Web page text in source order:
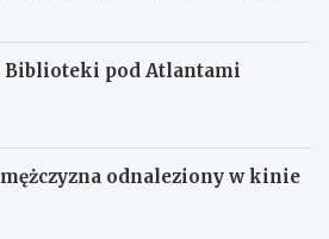
Biblioteki pod Atlantami
odnaleziony w kinie